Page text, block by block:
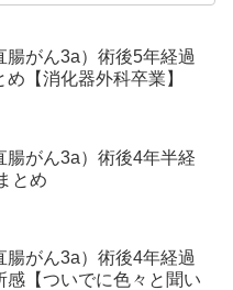
腸がん3a）術後5年経過
【消化器外科卒業】
腸がん3a）術後4年半経
とめ
腸がん3a）術後4年経過
感【ついでに色々と聞い